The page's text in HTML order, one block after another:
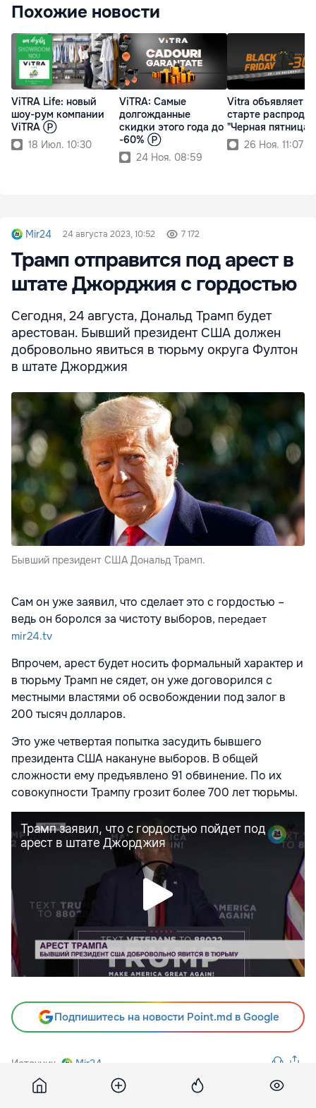
Похожие новости
ViTRA Life: новый
шоу-рум компании
ViTRA Ⓟ
18 Июл. 10:30
ViTRA: Самые
долгожданные
скидки этого года до
-60% Ⓟ
24 Ноя. 08:59
Vitra объявляет о
старте
"Черная пятница"
26 Ноя. 11:07
Mir24 24 августа 2023, 10:52 7 172
Трамп отправится под арест в
штате Джорджия с гордостью
Сегодня, 24 августа, Дональд Трамп будет
арестован. Бывший президент США должен
добровольно явиться в тюрьму округа Фултон
в штате Джорджия
Бывший президент США Дональд Трамп.
Сам он уже заявил, что сделает это с гордостью –
ведь он боролся за чистоту выборов, передает
mir24.tv
Впрочем, арест будет носить формальный характер и
в тюрьму Трамп не сядет, он уже договорился с
местными властями об освобождении под залог в
200 тысяч долларов.
Это уже четвертая попытка засудить бывшего
президента США накануне выборов. В общей
сложности ему предъявлено 91 обвинение. По их
совокупности Трампу грозит более 700 лет тюрьмы.
Подпишитесь на новости Point.md в Google
Источник Mir24